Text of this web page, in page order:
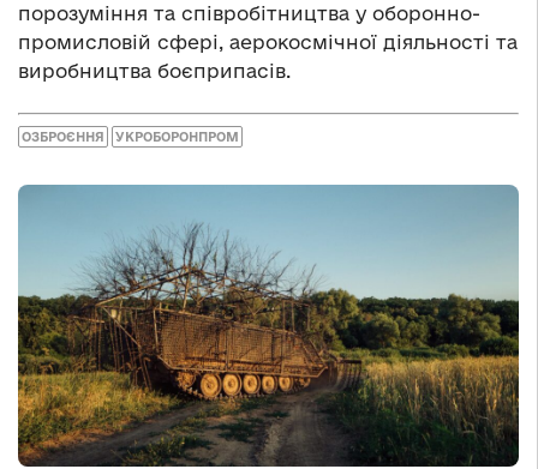
порозуміння та співробітництва у оборонно-
промисловій сфері, аерокосмічної діяльності та
виробництва боєприпасів.
ОЗБРОЄННЯ УКРОБОРОНПРОМ